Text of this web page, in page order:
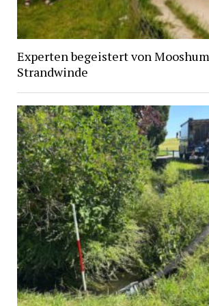
Experten begeistert von
Strandwinde